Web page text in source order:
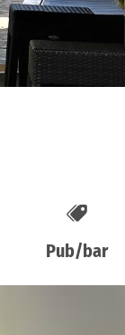
Pub/bar